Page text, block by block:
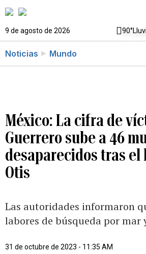
9 de agosto de 2026 90°
Noticias Mundo
México: La cifra de
Guerrero sube a 46
desaparecidos tras el
Otis
Las autoridades informaron
labores de búsqueda por mar
31 de octubre de 2023 - 11:35 AM